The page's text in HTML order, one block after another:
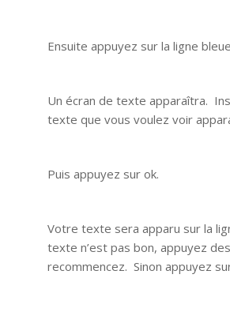
Ensuite appuyez sur la ligne
Un écran de texte apparaîtra.
texte que vous voulez voir
Puis appuyez sur ok.
Votre texte sera apparu sur la
texte n’est pas bon, appuyez
recommencez. Sinon appuyez